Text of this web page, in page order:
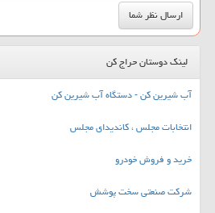
لینک دوستان حراج کن
آب شیرین کن - دستگاه آب شیرین کن
انتخابات مجلس ، کاندیدای مجلس
خرید و فروش خودرو
شرکت صنعتی سخت پوشش